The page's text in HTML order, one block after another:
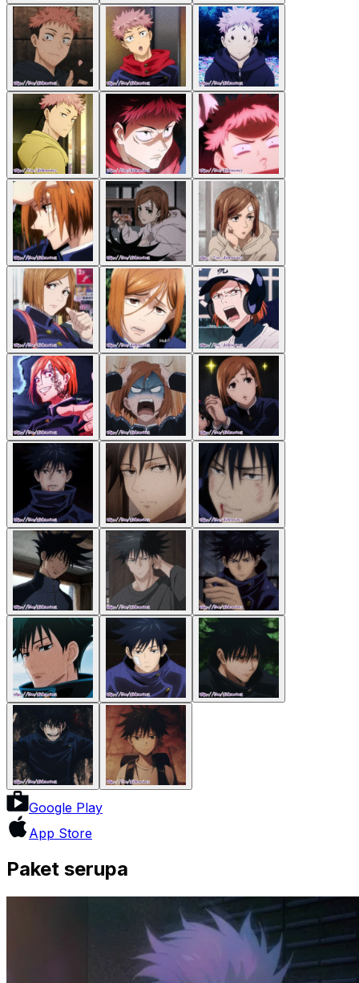
Google Play
App Store
Paket serupa